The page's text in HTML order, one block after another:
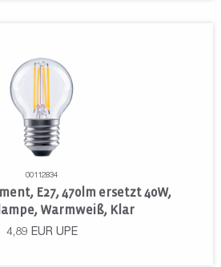
00112834
E27, 470lm ersetzt 40W,
Warmweiß, Klar
4,89 EUR UPE